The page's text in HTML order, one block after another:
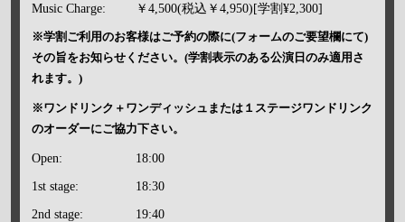
Music Charge: ￥4,500(税込￥4,950)[学割¥2,300]
※学割ご利用のお客様はご予約の際に(フォームのご要望欄にて)
その旨をお知らせください。(学割表示のある公演日のみ適用さ
れます。)
※ワンドリンク＋ワンディッシュまたは１ステージワンドリンク
のオーダーにご協力下さい。
Open: 18:00
1st stage: 18:30
2nd stage: 19:40